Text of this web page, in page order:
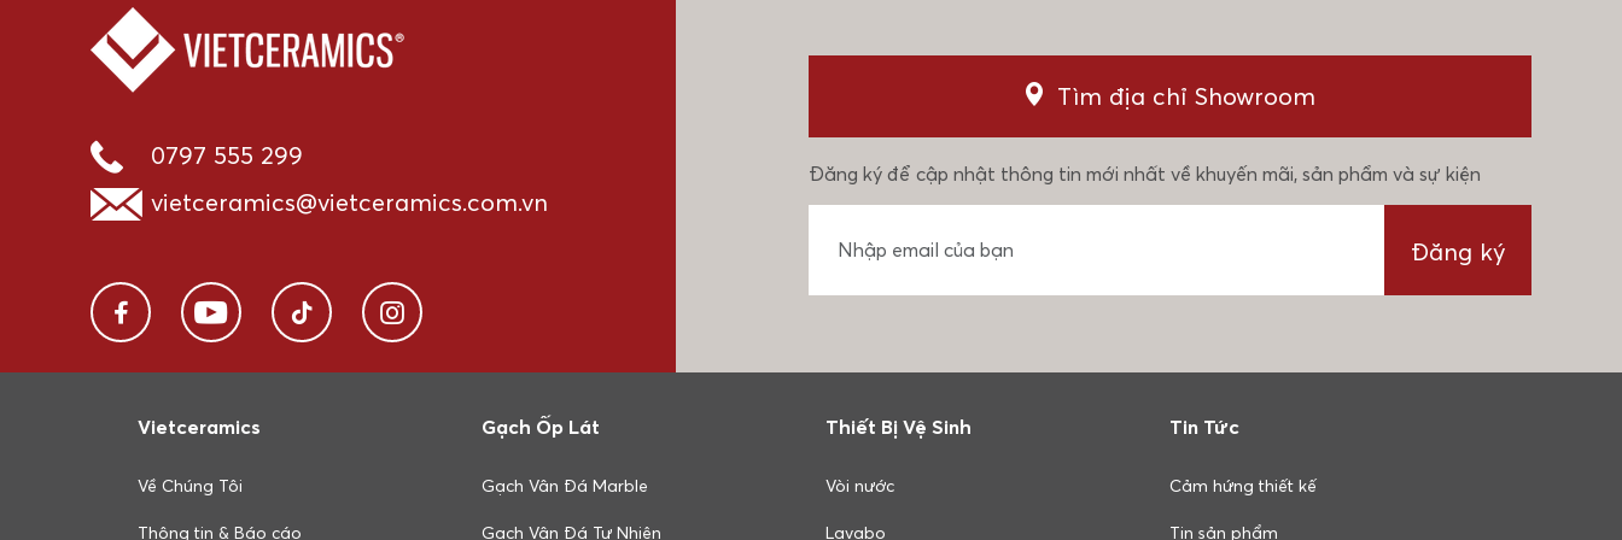
0797 555 299
vietceramics@vietceramics.com.vn
Tìm địa chỉ Showroom
Đăng ký để cập nhật thông tin mới nhất về khuyến mãi, sản phẩm và sự kiện
Đăng ký
Vietceramics
Về Chúng Tôi
Thông tin & Báo cáo
Gạch Ốp Lát
Gạch Vân Đá Marble
Gạch Vân Đá Tự Nhiên
Thiết Bị Vệ Sinh
Vòi nước
Lavabo
Tin Tức
Cảm hứng thiết kế
Tin sản phẩm